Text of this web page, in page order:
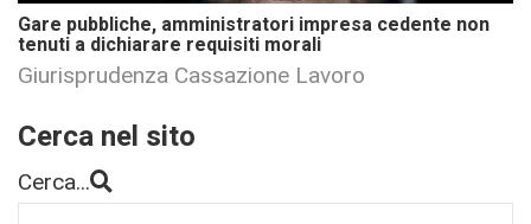
Gare pubbliche, amministratori impresa cedente non
tenuti a dichiarare requisiti morali
Giurisprudenza Cassazione Lavoro
Cerca nel sito
Cerca...